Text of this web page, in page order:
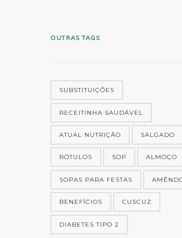
OUTRAS TAGS
SUBSTITUIÇÕES
RECEITINHA SAUDÁVEL
ATUAL NUTRIÇÃO SALGADO
RÓTULOS SOP ALMOÇO
SOPAS PARA FESTAS
BENEFÍCIOS CUSCUZ
DIABETES TIPO 2